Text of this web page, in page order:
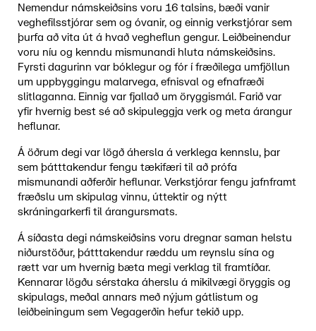
Nemendur námskeiðsins voru 16 talsins, bæði vanir
veghefilsstjórar sem og óvanir, og einnig verkstjórar sem
þurfa að vita út á hvað vegheflun gengur. Leiðbeinendur
voru níu og kenndu mismunandi hluta námskeiðsins.
Fyrsti dagurinn var bóklegur og fór í fræðilega umfjöllun
um uppbyggingu malarvega, efnisval og efnafræði
slitlaganna. Einnig var fjallað um öryggismál. Farið var
yfir hvernig best sé að skipuleggja verk og meta árangur
heflunar.
Á öðrum degi var lögð áhersla á verklega kennslu, þar
sem þátttakendur fengu tækifæri til að prófa
mismunandi aðferðir heflunar. Verkstjórar fengu jafnframt
fræðslu um skipulag vinnu, úttektir og nýtt
skráningarkerfi til árangursmats.
Á síðasta degi námskeiðsins voru dregnar saman helstu
niðurstöður, þátttakendur ræddu um reynslu sína og
rætt var um hvernig bæta megi verklag til framtíðar.
Kennarar lögðu sérstaka áherslu á mikilvægi öryggis og
skipulags, meðal annars með nýjum gátlistum og
leiðbeiningum sem Vegagerðin hefur tekið upp.